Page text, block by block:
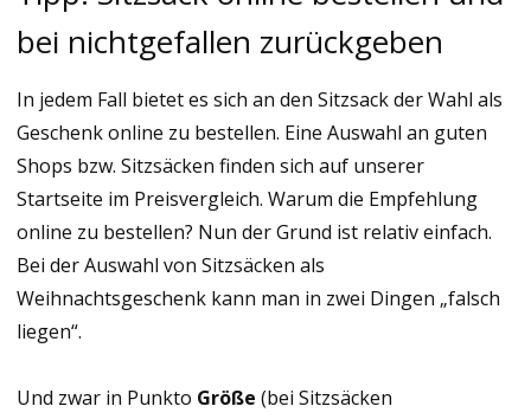
bei nichtgefallen zurückgeben
In jedem Fall bietet es sich an den Sitzsack der Wahl als
Geschenk online zu bestellen. Eine Auswahl an guten
Shops bzw. Sitzsäcken finden sich auf unserer
Startseite im Preisvergleich. Warum die Empfehlung
online zu bestellen? Nun der Grund ist relativ einfach.
Bei der Auswahl von Sitzsäcken als
Weihnachtsgeschenk kann man in zwei Dingen „falsch
liegen“.
Und zwar in Punkto Größe (bei Sitzsäcken